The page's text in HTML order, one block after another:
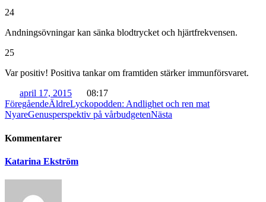
24
Andningsövningar kan sänka blodtrycket och hjärtfrekvensen.
25
Var positiv! Positiva tankar om framtiden stärker immunförsvaret.
april 17, 2015
08:17
FöregåendeÄldreLyckopodden: Andlighet och ren mat
NyareGenusperspektiv på vårbudgetenNästa
Kommentarer
Katarina Ekström